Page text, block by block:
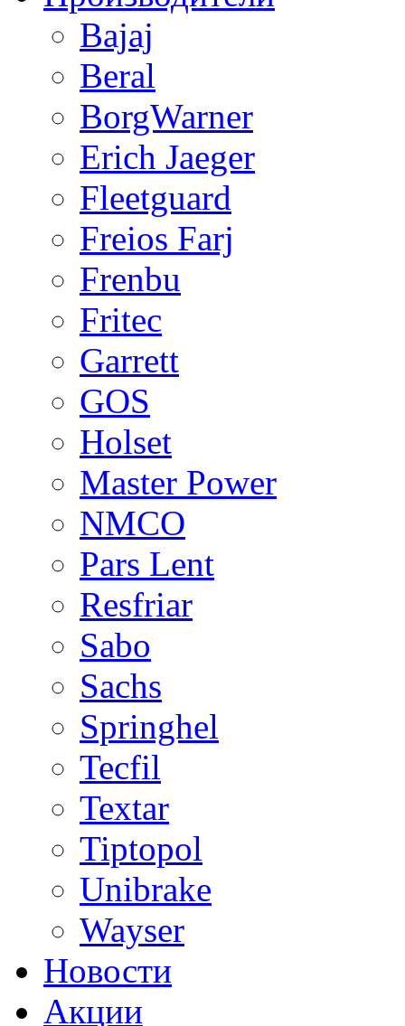
Bajaj
Beral
BorgWarner
Erich Jaeger
Fleetguard
Freios Farj
Frenbu
Fritec
Garrett
GOS
Holset
Master Power
NMCO
Pars Lent
Resfriar
Sabo
Sachs
Springhel
Tecfil
Textar
Tiptopol
Unibrake
Wayser
Новости
Акции